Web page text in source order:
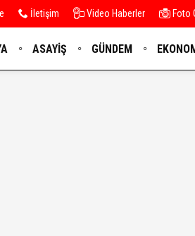
İletişim Video Haberler Foto
ASAYIŞ GÜNDEM